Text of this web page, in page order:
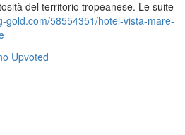
del territorio tropeanese. Le suite
gold.com/58554351/hotel-vista-mare-
Upvoted